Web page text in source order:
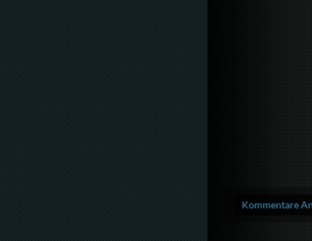
Kommentare